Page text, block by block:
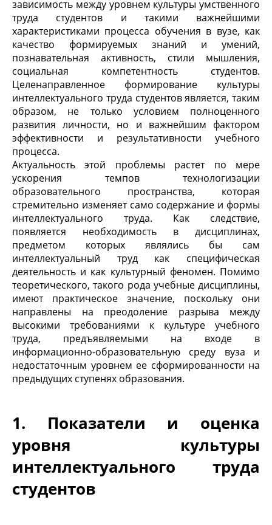
зависимость между уровнем культуры умственного
труда студентов и такими важнейшими
характеристиками процесса обучения в вузе, как
качество формируемых знаний и умений,
познавательная активность, стили мышления,
социальная компетентность студентов.
Целенаправленное формирование культуры
интеллектуального труда студентов является, таким
образом, не только условием полноценного
развития личности, но и важнейшим фактором
эффективности и результативности учебного
процесса.
Актуальность этой проблемы растет по мере
ускорения темпов технологизации
образовательного пространства, которая
стремительно изменяет само содержание и формы
интеллектуального труда. Как следствие,
появляется необходимость в дисциплинах,
предметом которых являлись бы сам
интеллектуальный труд как специфическая
деятельность и как культурный феномен. Помимо
теоретического, такого рода учебные дисциплины,
имеют практическое значение, поскольку они
направлены на преодоление разрыва между
высокими требованиями к культуре учебного
труда, предъявляемыми на входе в
информационно-образовательную среду вуза и
недостаточным уровнем ее сформированности на
предыдущих ступенях образования.
1. Показатели и оценка
уровня культуры
интеллектуального труда
студентов